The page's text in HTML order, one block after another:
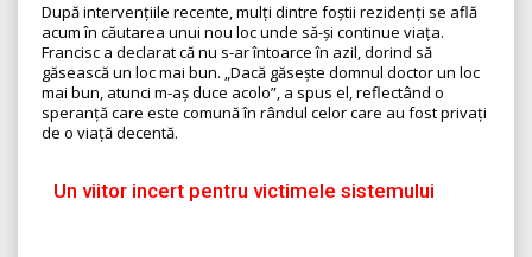
După intervențiile recente, mulți dintre foștii rezidenți se află
acum în căutarea unui nou loc unde să-și continue viața.
Francisc a declarat că nu s-ar întoarce în azil, dorind să
găsească un loc mai bun. „Dacă găsește domnul doctor un loc
mai bun, atunci m-aș duce acolo”, a spus el, reflectând o
speranță care este comună în rândul celor care au fost privați
de o viață decentă.
Un viitor incert pentru victimele sistemului